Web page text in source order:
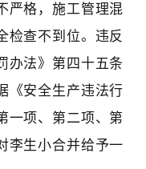
严格，施工管理混
检查不到位。违反
办法》第四十五条
《安全生产违法行
一项、第二项、第
李生小合并给予一